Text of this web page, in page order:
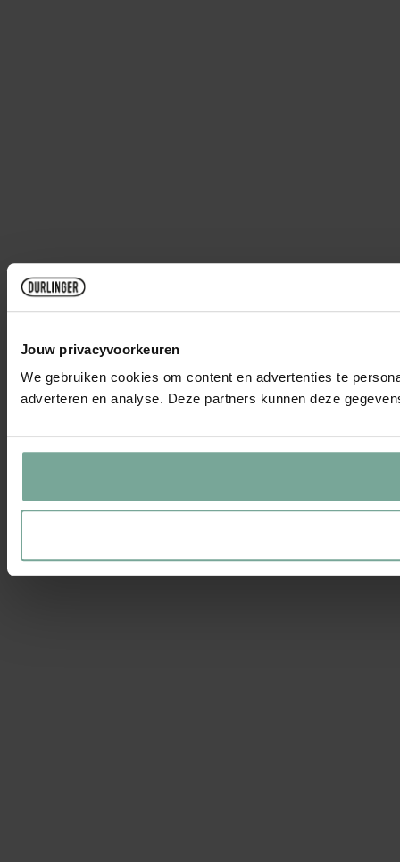
Jouw privacyvoorkeuren
We gebruiken cookies om content en advertenties te
adverteren en analyse. Deze partners kunnen deze